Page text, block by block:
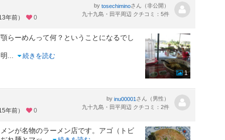
年前） 0
by tosechiminoさん（非公開）
九十九島・田平周辺 クチコミ：5件
らーめんって何？ということになるでし
続きを読む
1
年前） 0
by inu00001 さん（男性）
九十九島・田平周辺 クチコミ：2件
ンが名物のラーメン店です。アゴ（トビ